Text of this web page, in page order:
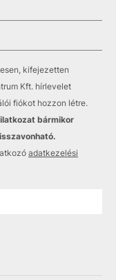
kifejezetten
Kft. hírlevelet
fiókot hozzon létre.
bármikor
adatkezelési